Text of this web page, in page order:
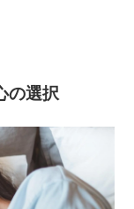
の選択